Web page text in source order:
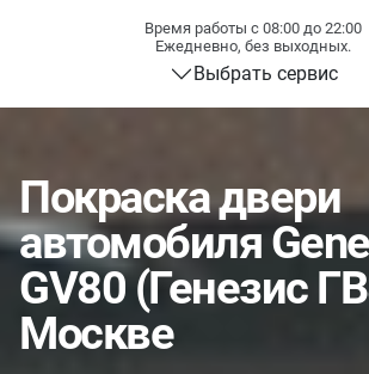
Время работы с 08:00 до 22:00
Ежедневно, без выходных.
Выбрать сервис
Покраска двери
автомобиля
GV80 (Генезис
Москве